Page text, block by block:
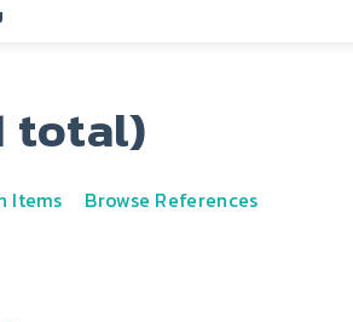
total)
Items Browse References